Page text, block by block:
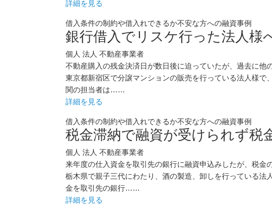
詳細を見る
借入条件の制約や借入れできるか不安な方への融資事例
銀行借入でリスケ行った法人様
個人 法人 不動産事業者
不動産購入の残金決済日が数日後に迫っていたが、過去に
東京都新宿区で分譲マンションの販売を行っている法人様
関の担当者は……
詳細を見る
借入条件の制約や借入れできるか不安な方への融資事例
税金滞納で融資が受けられず税
個人 法人 不動産事業者
来年度の仕入資金を取引先の銀行に融資申込みしたが、税金
栃木県で親子三代にわたり、酒の製造、卸しを行っている
金を取引先の銀行……
詳細を見る